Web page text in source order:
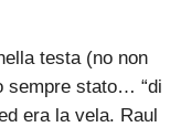
testa (no non
sempre stato… “di
era la vela. Raul